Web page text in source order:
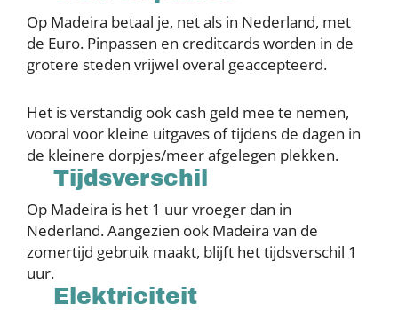
Op Madeira betaal je, net als in Nederland, met
de Euro. Pinpassen en creditcards worden in de
grotere steden vrijwel overal geaccepteerd.
Het is verstandig ook cash geld mee te nemen,
vooral voor kleine uitgaves of tijdens de dagen in
de kleinere dorpjes/meer afgelegen plekken.
Tijdsverschil
Op Madeira is het 1 uur vroeger dan in
Nederland. Aangezien ook Madeira van de
zomertijd gebruik maakt, blijft het tijdsverschil 1
uur.
Elektriciteit